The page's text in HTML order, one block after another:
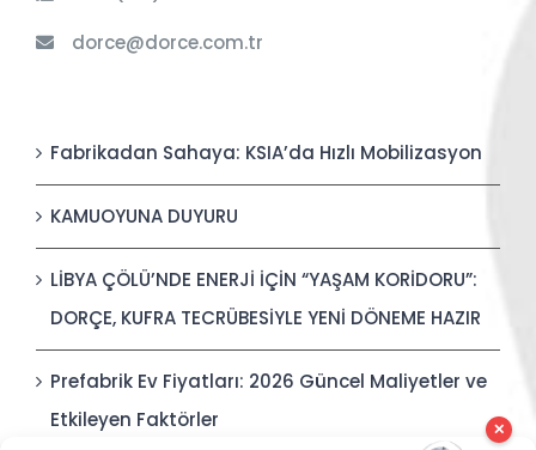
dorce@dorce.com.tr
Fabrikadan Sahaya: KSIA’da Hızlı Mobilizasyon
KAMUOYUNA DUYURU
LİBYA ÇÖLÜ’NDE ENERJİ İÇİN “YAŞAM KORİDORU”:
DORÇE, KUFRA TECRÜBESİYLE YENİ DÖNEME HAZIR
Prefabrik Ev Fiyatları: 2026 Güncel Maliyetler ve
Etkileyen Faktörler
✕